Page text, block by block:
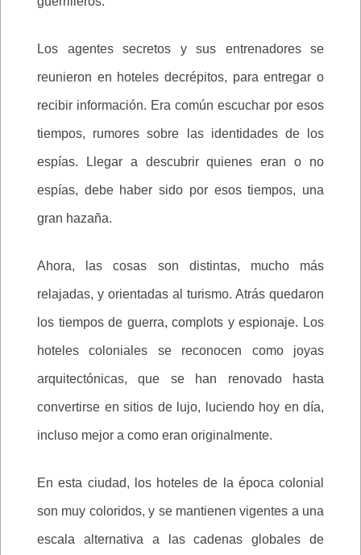
Los agentes secretos y sus entrenadores se
reunieron en hoteles decrépitos, para entregar o
recibir información. Era común escuchar por esos
tiempos, rumores sobre las identidades de los
espías. Llegar a descubrir quienes eran o no
espías, debe haber sido por esos tiempos, una
gran hazaña.
Ahora, las cosas son distintas, mucho más
relajadas, y orientadas al turismo. Atrás quedaron
los tiempos de guerra, complots y espionaje. Los
hoteles coloniales se reconocen como joyas
arquitectónicas, que se han renovado hasta
convertirse en sitios de lujo, luciendo hoy en día,
incluso mejor a como eran originalmente.
En esta ciudad, los hoteles de la época colonial
son muy coloridos, y se mantienen vigentes a una
escala alternativa a las cadenas globales de